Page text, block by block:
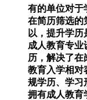
有的单位对于
在简历筛选的
以，提升学历
成人教育专业
历，解决了在
教育入学相对
规学历、学习
拥有成人教育